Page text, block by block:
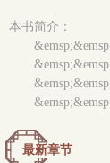
本书简介：
最新章节